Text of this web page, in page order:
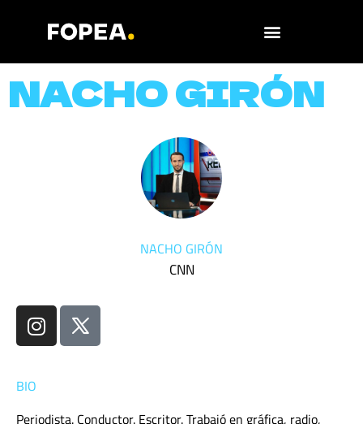
NACHO GIRÓN
NACHO GIRÓN
CNN
BIO
Periodista. Conductor. Escritor. Trabajó en gráfica, radio,